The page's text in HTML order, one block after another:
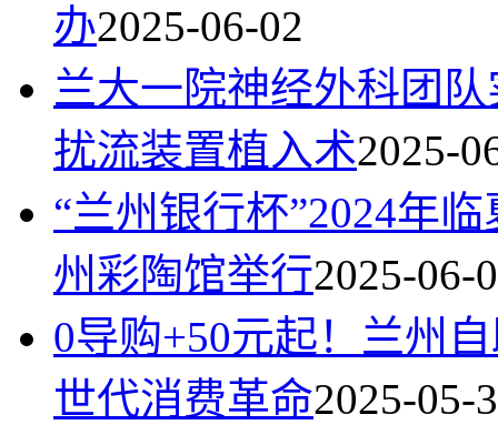
办2025-06-02
兰大一院神经外科团
扰流装置植入术2025-
“兰州银行杯”2024年
州彩陶馆举行2025-06-
0导购+50元起！兰州
世代消费革命2025-05-